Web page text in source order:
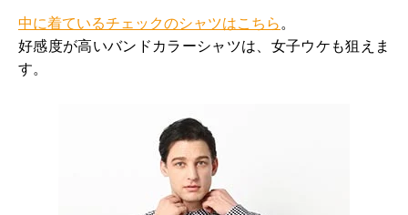
中に着ているチェックのシャツはこちら 。
好感度が高いバンドカラーシャツは、女子ウケも狙えま
す。